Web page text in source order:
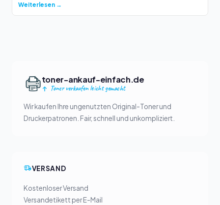
Weiterlesen →
toner-ankauf-einfach.de
Toner verkaufen leicht gemacht
Wir kaufen Ihre ungenutzten Original-Toner und
Druckerpatronen. Fair, schnell und unkompliziert.
VERSAND
Kostenloser Versand
Versandetikett per E-Mail